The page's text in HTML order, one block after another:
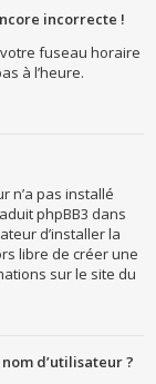
incorrecte !
fuseau horaire
à l’heure.
n’a pas installé
phpBB3 dans
d’installer la
libre de créer une
sur le site du
d’utilisateur ?